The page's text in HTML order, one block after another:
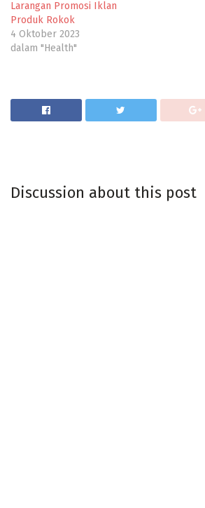
Larangan Promosi Iklan
Produk Rokok
4 Oktober 2023
dalam "Health"
Discussion about this post